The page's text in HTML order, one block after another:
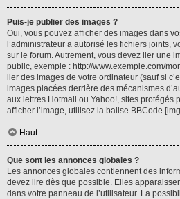
Puis-je publier des images ?
Oui, vous pouvez afficher des images dans
l’administrateur a autorisé les fichiers joints,
sur le forum. Autrement, vous devez lier une
public, exemple : http://www.exemple.com/
lier des images de votre ordinateur (sauf si
images placées derrière des mécanismes
aux lettres Hotmail ou Yahoo!, sites protégés
afficher l’image, utilisez la balise BBCode
Haut
Que sont les annonces globales ?
Les annonces globales contiennent des
devez lire dès que possible. Elles
dans votre panneau de l’utilisateur. La